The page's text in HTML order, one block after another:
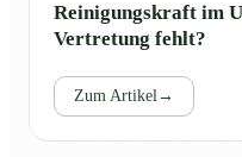
Reinigungskraft im
Vertretung fehlt?
Zum Artikel→